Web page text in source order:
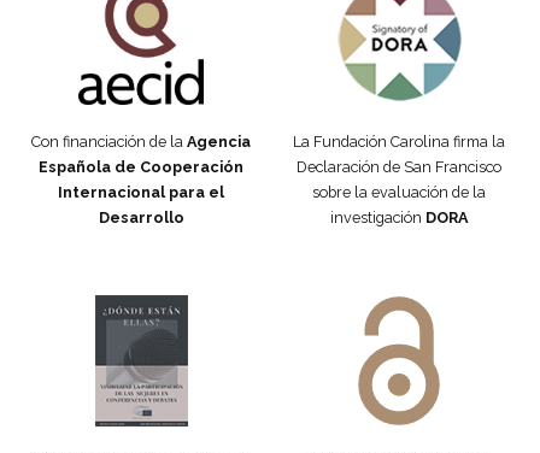
Con financiación de la Agencia
Española de Cooperación
Internacional para el
Desarrollo
La Fundación Carolina firma la
Declaración de San Francisco
sobre la evaluación de la
investigación DORA